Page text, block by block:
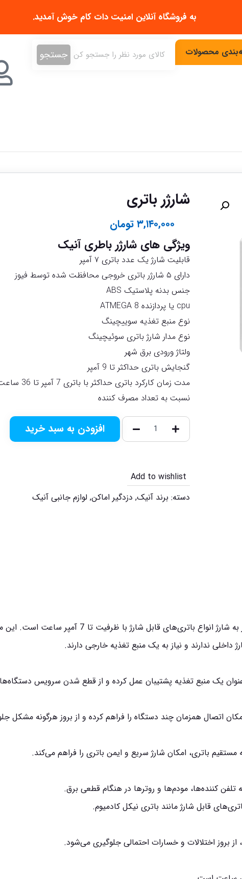
به فروشگاه آنلاین امنیت دات کام خوش آمدید.
محصولات جستجو
شارژر باتری
۳,۱۴۰,۰۰۰ تومان
ویژگی های شارژر باطری آنیک
قابلیت شارژ یک عدد باتری ۷ آمپر
دارای ۵ شارژر باتری خروجی محافظت شده توسط فیوز
جنس بدنه پلاستیک ABS
cpu یا پردازنده ATMEGA 8
نوع منبع تغذیه سوییچینگ
نوع مدار شارژ باتری سوئیچینگ
ولتاژ ورودی برق شهر
گنجایش باتری حداکثر تا 9 آمپر
مدت زمان کارکرد باتری حداکثر با باتری 7
نسبت به تعداد مصرف کننده
افزودن به سبد خرید
Add to wishlist
دسته: برند آنیک, دزدگیر اماکن, لوازم جانبی آنیک
این شارژر پیشرفته، با توان خروجی حداکثر 3 آمپر، قادر به شارژ انواع باتری‌های قابل شارژ با
ندارند و نیاز به یک منبع تغذیه خارجی دارند.
یک منبع تغذیه پشتیبان عمل کرده و از قطع شدن سرویس
اتصال همزمان چند دستگاه را فراهم کرده و از بروز هرگونه مشکل
باتری، امکان شارژ سریع و ایمن باتری را فراهم می‌کند.
کننده‌ها، مودم‌ها و روترها در هنگام قطعی برق.
قابل شارژ مانند باتری‌ نیکل کادمیوم.
از بروز اختلالات و خسارات احتمالی جلوگیری می‌شود.